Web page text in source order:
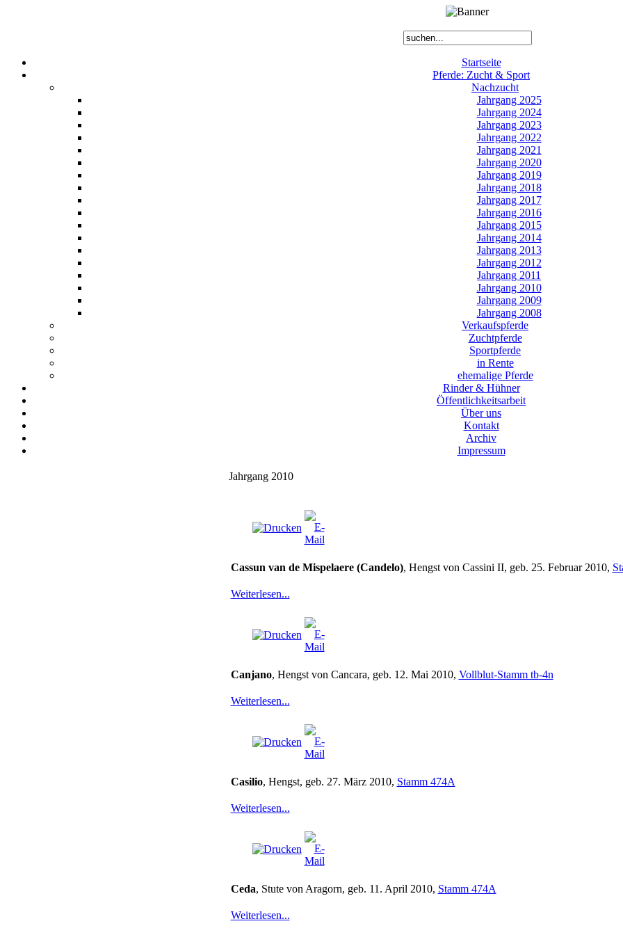
Startseite
Pferde: Zucht & Sport
Nachzucht
Jahrgang 2025
Jahrgang 2024
Jahrgang 2023
Jahrgang 2022
Jahrgang 2021
Jahrgang 2020
Jahrgang 2019
Jahrgang 2018
Jahrgang 2017
Jahrgang 2016
Jahrgang 2015
Jahrgang 2014
Jahrgang 2013
Jahrgang 2012
Jahrgang 2011
Jahrgang 2010
Jahrgang 2009
Jahrgang 2008
Verkaufspferde
Zuchtpferde
Sportpferde
in Rente
ehemalige Pferde
Rinder & Hühner
Öffentlichkeitsarbeit
Über uns
Kontakt
Archiv
Impressum
Jahrgang 2010
Cassun van de Mispelaere (Candelo), Hengst von Cassini II, geb. 25. Februar 2010,
Weiterlesen...
Canjano, Hengst von Cancara, geb. 12. Mai 2010, Vollblut-Stamm tb-4n
Weiterlesen...
Casilio, Hengst, geb. 27. März 2010, Stamm 474A
Weiterlesen...
Ceda, Stute von Aragorn, geb. 11. April 2010, Stamm 474A
Weiterlesen...